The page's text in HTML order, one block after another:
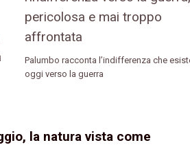
Palumbo racconta l’indifferenza che
oggi verso la guerra
la natura vista come